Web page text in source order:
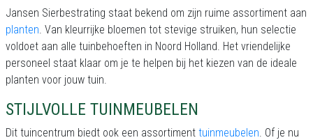
Jansen Sierbestrating staat bekend om zijn ruime assortiment aan
planten. Van kleurrijke bloemen tot stevige struiken, hun selectie
voldoet aan alle tuinbehoeften in Noord Holland. Het vriendelijke
personeel staat klaar om je te helpen bij het kiezen van de ideale
planten voor jouw tuin.
STIJLVOLLE TUINMEUBELEN
Dit tuincentrum biedt ook een assortiment tuinmeubelen. Of je nu